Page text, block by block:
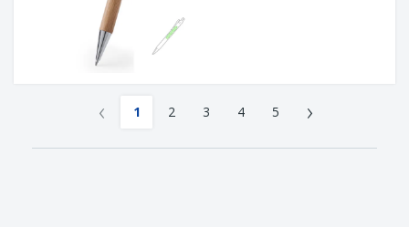
‹ 1 2 3 4 5 ›